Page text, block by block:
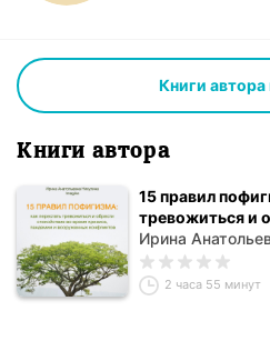
Книги автора
Книги автора
15 правил
тревожиться и
время кризиса,
конфликтов
Ирина
2 часа 55 минут